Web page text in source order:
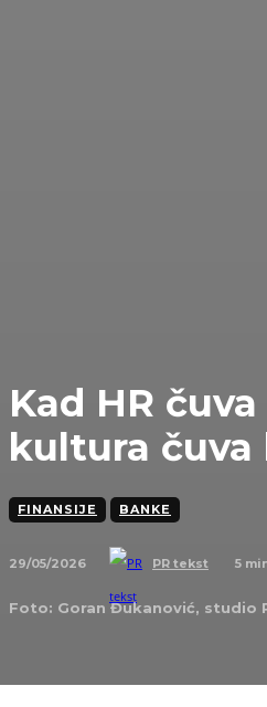
Kad HR
kultura čuva
FINANSIJE BANKE
29/05/2026 PR tekst 5
Foto: Goran Đukanović, studio